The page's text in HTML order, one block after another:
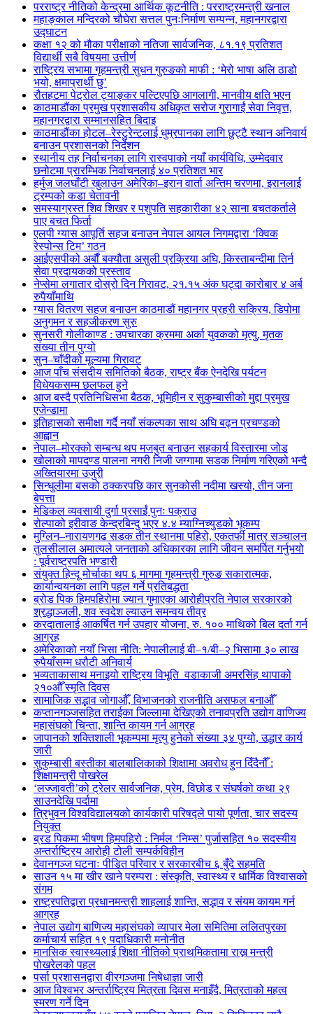
परराष्ट्र नीतिको केन्द्रमा आर्थिक कूटनीति : परराष्ट्रमन्त्री खनाल
महाङ्काल मन्दिरको चौघेरा सत्तल पुनःनिर्माण सम्पन्न, महानगरद्वारा
उद्घाटन
कक्षा १२ को मौका परीक्षाको नतिजा सार्वजनिक, ८१.१९ प्रतिशत
विद्यार्थी सबै विषयमा उत्तीर्ण
राष्ट्रिय सभामा गृहमन्त्री सुधन गुरुङको माफी : ‘मेरो भाषा अलि ठाडो
भयो, क्षमाप्रार्थी छु’
रौतहटमा पेट्रोल ट्याङ्कर पल्टिएपछि आगलागी, मानवीय क्षति भएन
काठमाडौंका प्रमुख प्रशासकीय अधिकृत सरोज गुरागाईं सेवा निवृत्त,
महानगरद्वारा सम्मानसहित बिदाइ
काठमाडौंका होटल–रेस्टुरेन्टलाई धुम्रपानका लागि छुट्टै स्थान अनिवार्य
बनाउन प्रशासनको निर्देशन
स्थानीय तह निर्वाचनका लागि रास्वपाको नयाँ कार्यविधि, उम्मेदवार
छनोटमा प्रारम्भिक निर्वाचनलाई ४० प्रतिशत भार
हर्मुज जलघाँटी खुलाउन अमेरिका–इरान वार्ता अन्तिम चरणमा, इरानलाई
ट्रम्पको कडा चेतावनी
समस्याग्रस्त शिव शिखर र पशुपति सहकारीका ४२ साना बचतकर्ताले
पाए बचत फिर्ता
एलपी ग्यास आपूर्ति सहज बनाउन नेपाल आयल निगमद्वारा ‘क्विक
रेस्पोन्स टिम’ गठन
आईएसपीको अर्बौं बक्यौता असुली प्रक्रिया अघि, किस्ताबन्दीमा तिर्न
सेवा प्रदायकको प्रस्ताव
नेप्सेमा लगातार दोस्रो दिन गिरावट, २१.१५ अंक घट्दा कारोबार ४ अर्ब
रुपैयाँमाथि
ग्यास वितरण सहज बनाउन काठमाडौं महानगर प्रहरी सक्रिय, डिपोमा
अनुगमन र सहजीकरण सुरु
सुनसरी गोलीकाण्ड : उपचारका क्रममा अर्का युवकको मृत्यु, मृतक
संख्या तीन पुग्यो
सुन–चाँदीको मूल्यमा गिरावट
आज पाँच संसदीय समितिको बैठक, राष्ट्र बैंक ऐनदेखि पर्यटन
विधेयकसम्म छलफल हुने
आज बस्दै प्रतिनिधिसभा बैठक, भूमिहीन र सुकुम्बासीको मुद्दा प्रमुख
एजेन्डामा
इतिहासको समीक्षा गर्दै नयाँ संकल्पका साथ अघि बढ्न प्रचण्डको
आह्वान
नेपाल–मोरक्को सम्बन्ध थप मजबुत बनाउन सहकार्य विस्तारमा जोड
खोलाको मापदण्ड पालना नगरी निजी जग्गामा सडक निर्माण गरिएको भन्दै
अख्तियारमा उजुरी
सिन्धुलीमा बसको ठक्करपछि कार सुनकोसी नदीमा खस्यो, तीन जना
बेपत्ता
मेडिकल व्यवसायी दुर्गा प्रसाईं पुनः पक्राउ
रोल्पाको इरीवाङ केन्द्रबिन्दु भएर ४.४ म्याग्निच्युडको भूकम्प
मुग्लिन–नारायणगढ सडक तीन स्थानमा पहिरो, एकतर्फी मात्र सञ्चालन
तुलसीलाल अमात्यले जनताको अधिकारका लागि जीवन समर्पित गर्नुभयो
: पूर्वराष्ट्रपति भण्डारी
संयुक्त हिन्दू मोर्चाका थप ६ मागमा गृहमन्त्री गुरुङ सकारात्मक,
कार्यान्वयनका लागि पहल गर्ने प्रतिबद्धता
ब्रोड पिक हिमपहिरोमा ज्यान गुमाएका आरोहीप्रति नेपाल सरकारको
श्रद्धाञ्जली, शव स्वदेश ल्याउन समन्वय तीव्र
करदातालाई आकर्षित गर्न उपहार योजना, रु. १०० माथिको बिल दर्ता गर्न
आग्रह
अमेरिकाको नयाँ भिसा नीति: नेपालीलाई बी–१/बी–२ भिसामा ३० लाख
रुपैयाँसम्म धरौटी अनिवार्य
भव्यताकासाथ मनाइयो राष्ट्रिय विभूति वडाकाजी अमरसिंह थापाको
२१०औँ स्मृति दिवस
सामाजिक सद्भाव जोगाऔँ, विभाजनको राजनीति असफल बनाऔँ
कप्तानगञ्जसहित तराईका जिल्लामा देखिएको तनावप्रति उद्योग वाणिज्य
महासंघको चिन्ता, शान्ति कायम गर्न आग्रह
जापानको शक्तिशाली भूकम्पमा मृत्यु हुनेको संख्या ३४ पुग्यो, उद्धार कार्य
जारी
सुकुम्बासी बस्तीका बालबालिकाको शिक्षामा अवरोध हुन दिँदैनौँ :
शिक्षामन्त्री पोखरेल
‘लज्जावती’को ट्रेलर सार्वजनिक, प्रेम, विछोड र संघर्षको कथा २९
साउनदेखि पर्दामा
त्रिभुवन विश्वविद्यालयको कार्यकारी परिषद्ले पायो पूर्णता, चार सदस्य
नियुक्त
ब्रड पिकमा भीषण हिमपहिरो : निर्मल ‘निम्स’ पुर्जासहित १० सदस्यीय
अन्तर्राष्ट्रिय आरोही टोली सम्पर्कविहीन
देवानगञ्ज घटनाः पीडित परिवार र सरकारबीच ६ बुँदे सहमति
साउन १५ मा खीर खाने परम्परा : संस्कृति, स्वास्थ्य र धार्मिक विश्वासको
संगम
राष्ट्रपतिद्वारा प्रधानमन्त्री शाहलाई शान्ति, सद्भाव र संयम कायम गर्न
आग्रह
नेपाल उद्योग बाणिज्य महासंघको व्यापार मेला समितिमा ललितपुरका
कर्माचार्य सहित १९ पदाधिकारी मनोनीत
मानसिक स्वास्थ्यलाई शिक्षा नीतिको प्राथमिकतामा राख्न मन्त्री
पोखरेलको पहल
पर्सा प्रशासनद्वारा वीरगञ्जमा निषेधाज्ञा जारी
आज विश्वभर अन्तर्राष्ट्रिय मित्रता दिवस मनाइँदै, मित्रताको महत्व
स्मरण गर्ने दिन